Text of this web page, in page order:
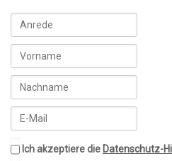
Ich akzeptiere die Datenschutz-